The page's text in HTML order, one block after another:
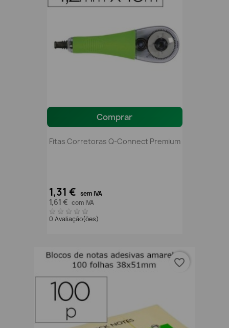
Comprar
Fitas Corretoras Q-Connect Premium
1,31 € sem IVA
1,61 € com IVA
0 Avaliação(ões)
favorite_border